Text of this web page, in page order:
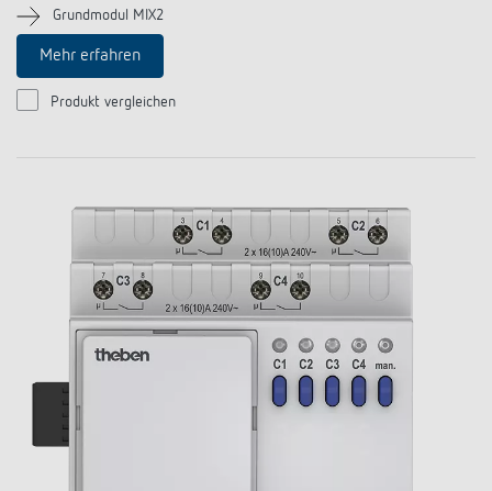
Grundmodul MIX2
Mehr erfahren
Produkt vergleichen